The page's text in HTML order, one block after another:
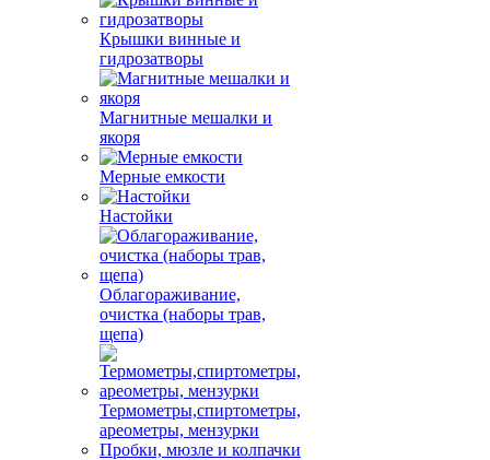
Крышки винные и
гидрозатворы
Магнитные мешалки и
якоря
Мерные емкости
Настойки
Облагораживание,
очистка (наборы трав,
щепа)
Термометры,спиртометры,
ареометры, мензурки
Пробки, мюзле и колпачки